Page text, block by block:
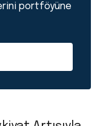
portföyüne